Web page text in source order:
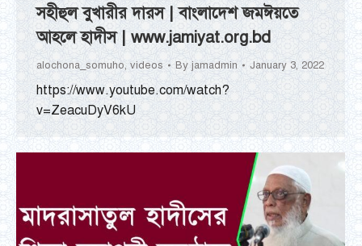
সহীহুল বুখারীর দারস | বাংলাদেশ জমঈয়তে
আহলে হাদীস | www.jamiyat.org.bd
alochona_somuho, videos By jamadmin January 3, 2022
https://www.youtube.com/watch?
v=ZeacuDyV6kU